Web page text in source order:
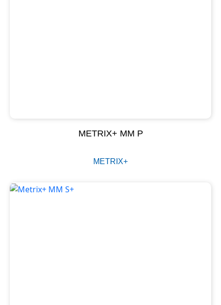
METRIX+ MM P
METRIX+